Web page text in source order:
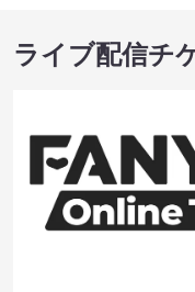
ライブ配信チ